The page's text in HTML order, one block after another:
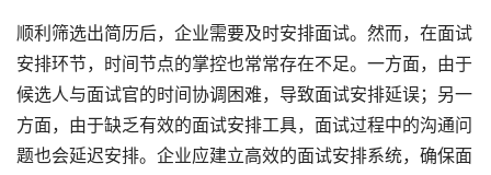
顺利筛选出简历后，企业需要及时安排面试。然而，在面试
安排环节，时间节点的掌控也常常存在不足。一方面，由于
候选人与面试官的时间协调困难，导致面试安排延误；另一
方面，由于缺乏有效的面试安排工具，面试过程中的沟通问
题也会延迟安排。企业应建立高效的面试安排系统，确保面